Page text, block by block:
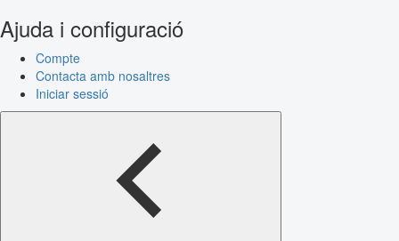
Ajuda i configuració
Compte
Contacta amb nosaltres
Iniciar sessió